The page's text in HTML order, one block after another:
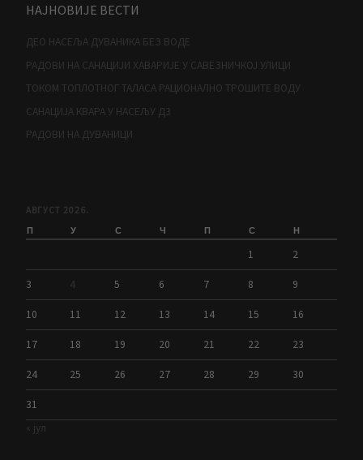
НАЈНОВИЈЕ ВЕСТИ
ДЕО НАСЕЉА ДУВАНИКА БЕЗ ВОДЕ
РАДОВИ НА САНАЦИЈИ ХАВАРИЈЕ У САВЕЗНИЧКОЈ УЛИЦИ
ТОКОМ ТОПЛОТНОГ ТАЛАСА РАЦИОНАЛНО ТРОШИТЕ ВОДУ
САНАЦИЈА КВАРА У НАСЕЉУ Д3
РАДОВИ НА ДУВАНИЦИ
АВГУСТ 2026.
П У С Ч П С Н
1 2
3 4 5 6 7 8 9
10 11 12 13 14 15 16
17 18 19 20 21 22 23
24 25 26 27 28 29 30
31
« јул